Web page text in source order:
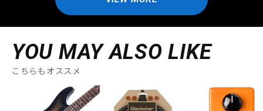
YOU MAY ALSO LIKE
こちらもオススメ